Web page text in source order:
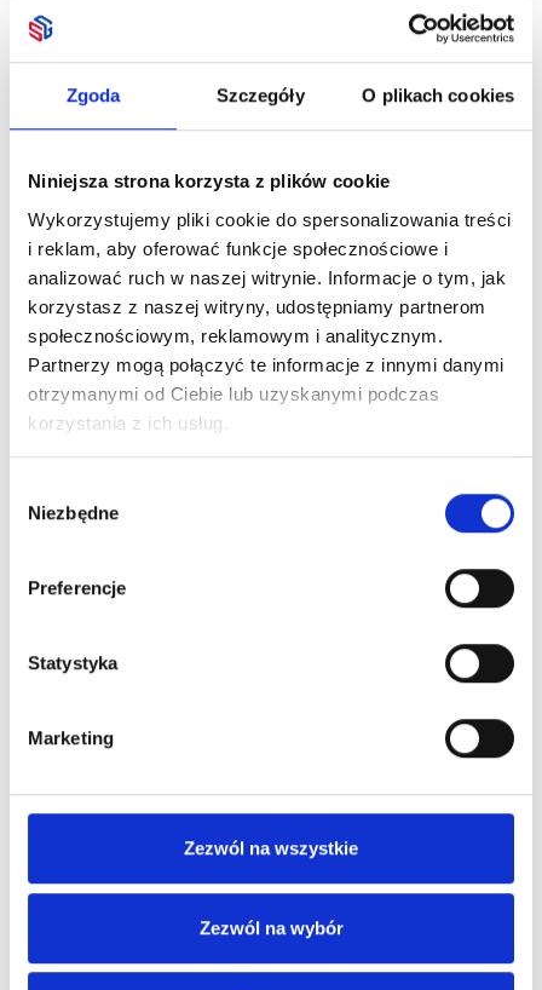
Zgoda Szczegóły O plikach cookies
Niniejsza strona korzysta z plików cookie
Wykorzystujemy pliki cookie do spersonalizowania treści
i reklam, aby oferować funkcje społecznościowe i
analizować ruch w naszej witrynie. Informacje o tym, jak
korzystasz z naszej witryny, udostępniamy partnerom
społecznościowym, reklamowym i analitycznym.
Partnerzy mogą połączyć te informacje z innymi danymi
otrzymanymi od Ciebie lub uzyskanymi podczas
korzystania z ich usług.
zgody
Niezbędne
Preferencje
Statystyka
Marketing
Zezwól na wszystkie
Zezwól na wybór